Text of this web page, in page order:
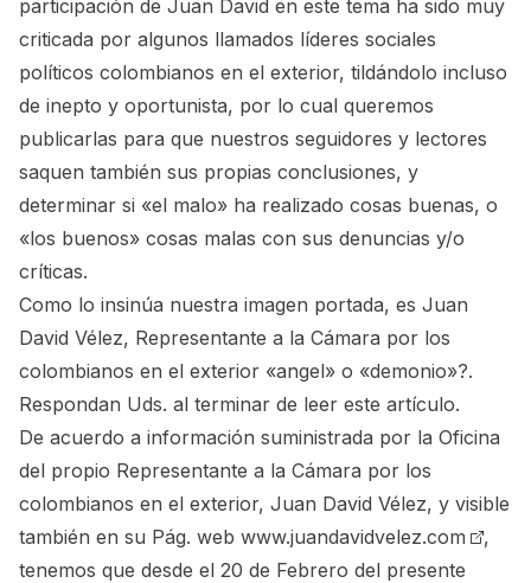
participación de Juan David en este tema ha sido muy
criticada por algunos llamados líderes sociales
políticos colombianos en el exterior, tildándolo incluso
de inepto y oportunista, por lo cual queremos
publicarlas para que nuestros seguidores y lectores
saquen también sus propias conclusiones, y
determinar si «el malo» ha realizado cosas buenas, o
«los buenos» cosas malas con sus denuncias y/o
críticas.
Como lo insinúa nuestra imagen portada, es Juan
David Vélez, Representante a la Cámara por los
colombianos en el exterior «angel» o «demonio»?.
Respondan Uds. al terminar de leer este artículo.
De acuerdo a información suministrada por la Oficina
del propio Representante a la Cámara por los
colombianos en el exterior, Juan David Vélez, y visible
también en su Pág. web www.juandavidvelez.com
,
tenemos que desde el 20 de Febrero del presente